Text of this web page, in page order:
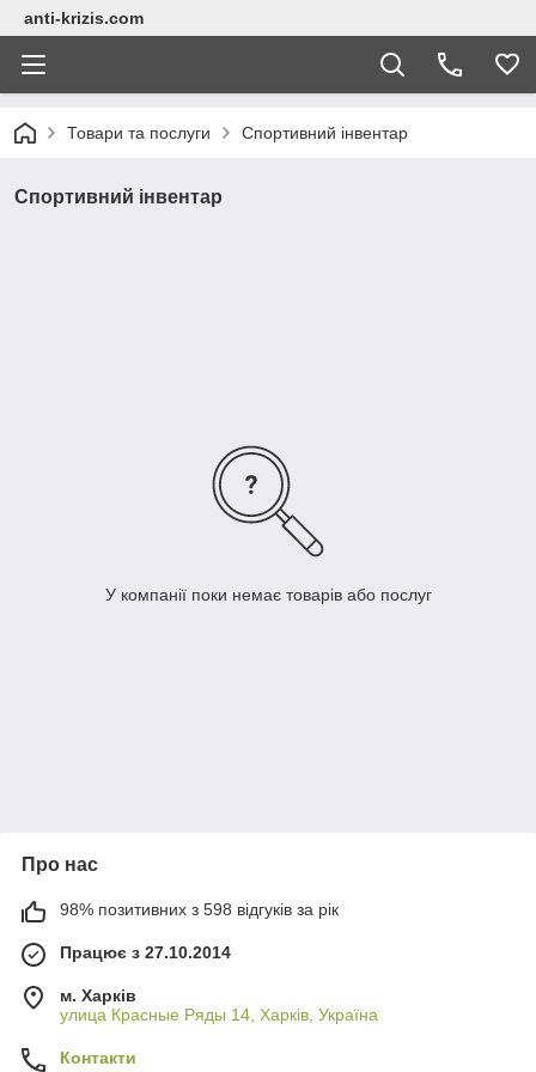
anti-krizis.com
Товари та послуги Спортивний інвентар
Спортивний інвентар
У компанії поки немає товарів або послуг
Про нас
98% позитивних з 598 відгуків за рік
Працює з 27.10.2014
м. Харків
улица Красные Ряды 14, Харків, Україна
Контакти